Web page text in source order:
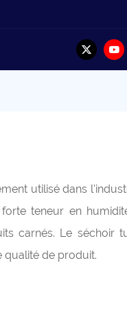
Contacter
utilisé dans
teneur en
carnés. Le séchoir
qualité de produit.